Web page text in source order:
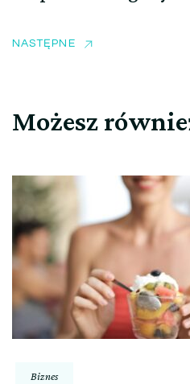
NASTĘPNE
Możesz
Biznes